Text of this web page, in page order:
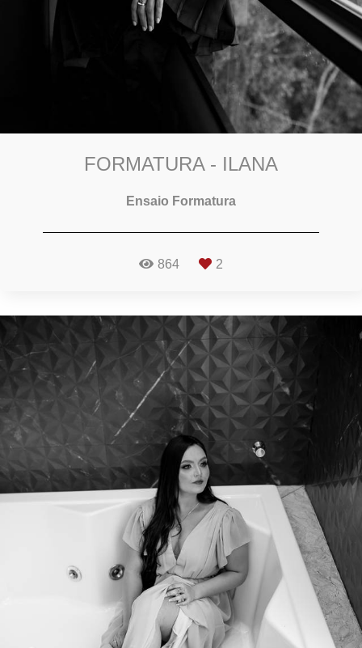
FORMATURA - ILANA
Ensaio Formatura
864 2